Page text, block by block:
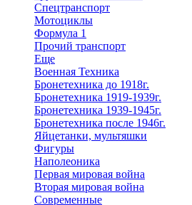
Спецтранспорт
Мотоциклы
Формула 1
Прочий транспорт
Еще
Военная Техника
Бронетехника до 1918г.
Бронетехника 1919-1939г.
Бронетехника 1939-1945г.
Бронетехника после 1946г.
Яйцетанки, мультяшки
Фигуры
Наполеоника
Первая мировая война
Вторая мировая война
Современные